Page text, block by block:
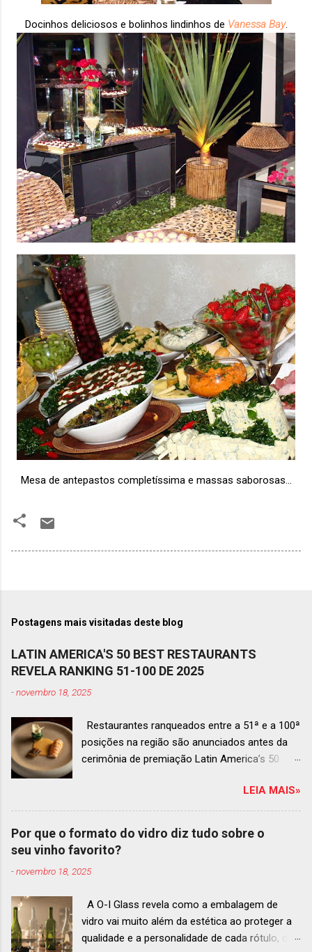
Docinhos deliciosos e bolinhos lindinhos de Vanessa Bay.
Mesa de antepastos completíssima e massas saborosas...
Postagens mais visitadas deste blog
LATIN AMERICA'S 50 BEST RESTAURANTS
REVELA RANKING 51-100 DE 2025
-novembro 18, 2025
Restaurantes ranqueados entre a 51ª e a 100ª
posições na região são anunciados antes da
cerimônia de premiação Latin America’s 50
de dezembro em Antígua, Guatemala
Prato do Origem, o brasileiro mais
bem ranqueado na lista estendida O Latin
America’s 50 Best Restaurants anunciou hoje a
ranqueados nas posições No.51 a No.100,em
diversificado da gastronomia de toda a região.
A lista expandida demonstra o empenho da
organização em reconhecer um espectro mais
LEIA MAIS»
Por que o formato do vidro diz tudo sobre o
seu vinho favorito?
-novembro 18, 2025
A O-I Glass revela como a embalagem de
vidro vai muito além da estética ao proteger a
qualidade e a personalidade de cada rótulo, do